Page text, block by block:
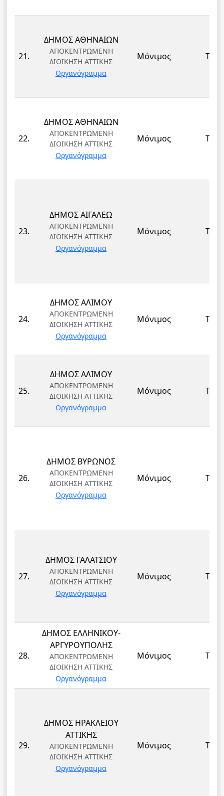
21.
ΔΗΜΟΣ ΑΘΗΝΑΙΩΝ
ΑΠΟΚΕΝΤΡΩΜΕΝΗ
ΔΙΟΙΚΗΣΗ ΑΤΤΙΚΗΣ
Οργανόγραμμα
Μόνιμος ΤΕ
22.
ΔΗΜΟΣ ΑΘΗΝΑΙΩΝ
ΑΠΟΚΕΝΤΡΩΜΕΝΗ
ΔΙΟΙΚΗΣΗ ΑΤΤΙΚΗΣ
Οργανόγραμμα
Μόνιμος ΤΕ
23.
ΔΗΜΟΣ ΑΙΓΑΛΕΩ
ΑΠΟΚΕΝΤΡΩΜΕΝΗ
ΔΙΟΙΚΗΣΗ ΑΤΤΙΚΗΣ
Οργανόγραμμα
Μόνιμος ΤΕ
24.
ΔΗΜΟΣ ΑΛΙΜΟΥ
ΑΠΟΚΕΝΤΡΩΜΕΝΗ
ΔΙΟΙΚΗΣΗ ΑΤΤΙΚΗΣ
Οργανόγραμμα
Μόνιμος ΤΕ
25.
ΔΗΜΟΣ ΑΛΙΜΟΥ
ΑΠΟΚΕΝΤΡΩΜΕΝΗ
ΔΙΟΙΚΗΣΗ ΑΤΤΙΚΗΣ
Οργανόγραμμα
Μόνιμος ΤΕ
26.
ΔΗΜΟΣ ΒΥΡΩΝΟΣ
ΑΠΟΚΕΝΤΡΩΜΕΝΗ
ΔΙΟΙΚΗΣΗ ΑΤΤΙΚΗΣ
Οργανόγραμμα
Μόνιμος ΤΕ
27.
ΔΗΜΟΣ ΓΑΛΑΤΣΙΟΥ
ΑΠΟΚΕΝΤΡΩΜΕΝΗ
ΔΙΟΙΚΗΣΗ ΑΤΤΙΚΗΣ
Οργανόγραμμα
Μόνιμος ΤΕ
28.
ΔΗΜΟΣ ΕΛΛΗΝΙΚΟΥ-
ΑΡΓΥΡΟΥΠΟΛΗΣ
ΑΠΟΚΕΝΤΡΩΜΕΝΗ
ΔΙΟΙΚΗΣΗ ΑΤΤΙΚΗΣ
Οργανόγραμμα
Μόνιμος ΤΕ
29.
ΔΗΜΟΣ ΗΡΑΚΛΕΙΟΥ
ΑΤΤΙΚΗΣ
ΑΠΟΚΕΝΤΡΩΜΕΝΗ
ΔΙΟΙΚΗΣΗ ΑΤΤΙΚΗΣ
Οργανόγραμμα
Μόνιμος ΤΕ